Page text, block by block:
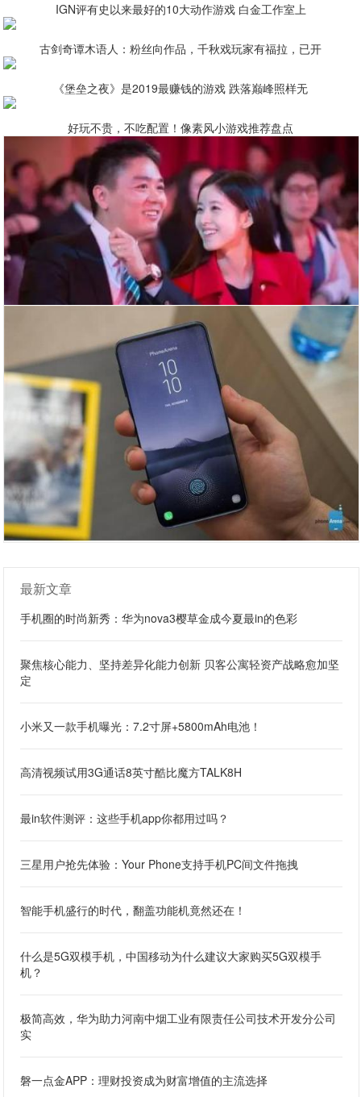
IGN评有史以来最好的10大动作游戏 白金工作室上
古剑奇谭木语人：粉丝向作品，千秋戏玩家有福拉，已开
《堡垒之夜》是2019最赚钱的游戏 跌落巅峰照样无
好玩不贵，不吃配置！像素风小游戏推荐盘点
最新文章
手机圈的时尚新秀：华为nova3樱草金成今夏最in的色彩
聚焦核心能力、坚持差异化能力创新 贝客公寓轻资产战略愈加坚
定
小米又一款手机曝光：7.2寸屏+5800mAh电池！
高清视频试用3G通话8英寸酷比魔方TALK8H
最in软件测评：这些手机app你都用过吗？
三星用户抢先体验：Your Phone支持手机PC间文件拖拽
智能手机盛行的时代，翻盖功能机竟然还在！
什么是5G双模手机，中国移动为什么建议大家购买5G双模手
机？
极简高效，华为助力河南中烟工业有限责任公司技术开发分公司
实
磐一点金APP：理财投资成为财富增值的主流选择